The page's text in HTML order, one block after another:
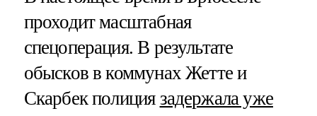
проходит масштабная
спецоперация. В результате
обысков в коммунах Жетте и
Скарбек полиция задержала уже